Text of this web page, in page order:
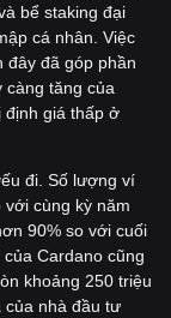
bể staking đại
cá nhân. Việc
đây đã góp phần
càng tăng của
định giá thấp ở
đi. Số lượng ví
cùng kỳ năm
90% so với cuối
Cardano cũng
khoảng 250 triệu
của nhà đầu tư